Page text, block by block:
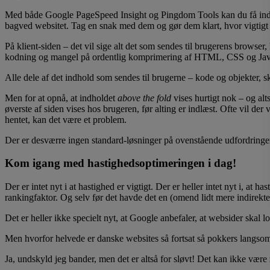
Med både Google PageSpeed Insight og Pingdom Tools kan du få
bagved websitet. Tag en snak med dem og gør dem klart, hvor
På klient-siden – det vil sige alt det som sendes til brugerens
kodning og mangel på ordentlig komprimering af HTML, CSS og
Alle dele af det indhold som sendes til brugerne – kode og objekter,
Men for at opnå, at indholdet above the fold vises hurtigt nok – og
øverste af siden vises hos brugeren, før alting er indlæst. Ofte vil der
hentet, kan det være et problem.
Der er desværre ingen standard-løsninger på ovenstående
Kom igang med hastighedsoptimeringen i dag!
Der er intet nyt i at hastighed er vigtigt. Der er heller intet nyt i, at
rankingfaktor. Og selv før det havde det en (omend lidt mere
Det er heller ikke specielt nyt, at Google anbefaler, at websider skal
Men hvorfor helvede er danske websites så fortsat så pokkers
Ja, undskyld jeg bander, men det er altså for sløvt! Det kan ikke